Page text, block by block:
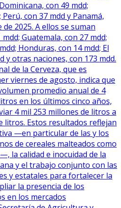
con 49 mdd;
Perú, con 37 mdd y Panamá,
2025. A ellos se suman
Guatemala, con 27 mdd;
Honduras, con 14 mdd; El
y otras naciones, con 173 mdd.
de la Cerveza, que es
viernes de agosto, indica que
promedio anual de 4
en los últimos cinco años,
4 mil 253 millones de litros a
litros. Estos resultados reflejan
—en particular de las y los
de cereales malteados como
la calidad e inocuidad de la
y el trabajo conjunto con las
y estatales para fortalecer la
la presencia de los
en los mercados